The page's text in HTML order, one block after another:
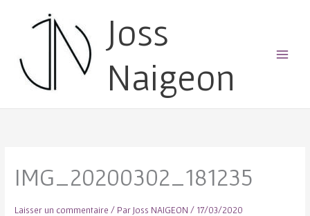
Joss
Naigeon
IMG_20200302_181235
Laisser un commentaire / Par Joss NAIGEON / 17/03/2020